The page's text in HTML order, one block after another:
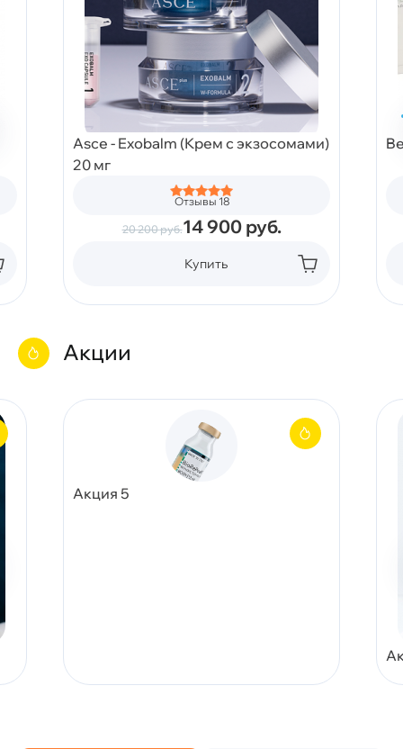
Asce - Exobalm (Крем с экзосомами)
20 мг
Отзывы 18
20 200руб.14 900 руб.
Купить
Акции
Акция 5